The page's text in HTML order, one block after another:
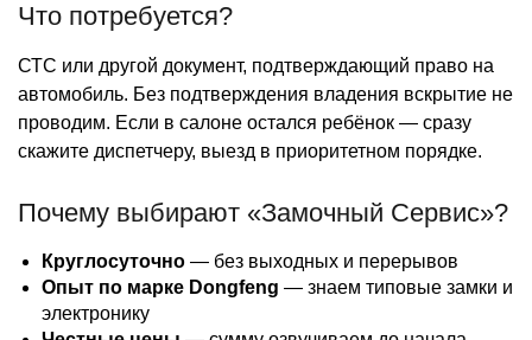
Что потребуется?
СТС или другой документ, подтверждающий право на
автомобиль. Без подтверждения владения вскрытие не
проводим. Если в салоне остался ребёнок — сразу
скажите диспетчеру, выезд в приоритетном порядке.
Почему выбирают «Замочный Сервис»?
Круглосуточно — без выходных и перерывов
Опыт по марке Dongfeng — знаем типовые замки и
электронику